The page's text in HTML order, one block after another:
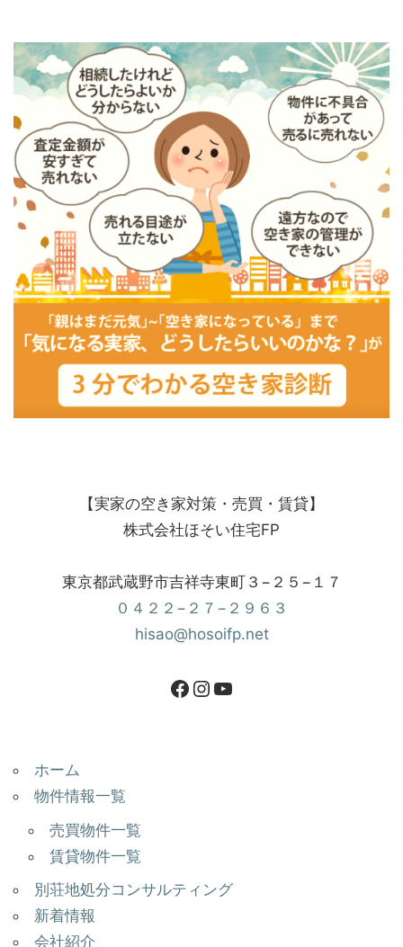
【実家の空き家対策・売買・賃貸】
株式会社ほそい住宅FP
東京都武蔵野市吉祥寺東町３−２５−１７
０４２２−２７−２９６３
hisao@hosoifp.net
ホーム
物件情報一覧
売買物件一覧
賃貸物件一覧
別荘地処分コンサルティング
新着情報
会社紹介